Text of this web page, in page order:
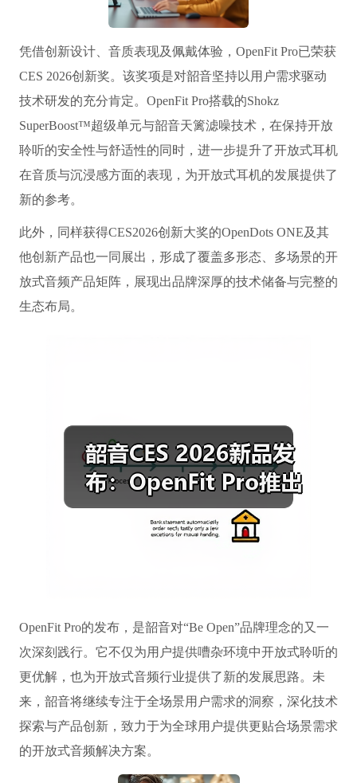
凭借创新设计、音质表现及佩戴体验，OpenFit Pro已荣获
CES 2026创新奖。该奖项是对韶音坚持以用户需求驱动
技术研发的充分肯定。OpenFit Pro搭载的Shokz
SuperBoost™超级单元与韶音天篱滤噪技术，在保持开放
聆听的安全性与舒适性的同时，进一步提升了开放式耳机
在音质与沉浸感方面的表现，为开放式耳机的发展提供了
新的参考。
此外，同样获得CES2026创新大奖的OpenDots ONE及其
他创新产品也一同展出，形成了覆盖多形态、多场景的开
放式音频产品矩阵，展现出品牌深厚的技术储备与完整的
生态布局。
OpenFit Pro的发布，是韶音对“Be Open”品牌理念的又一
次深刻践行。它不仅为用户提供嘈杂环境中开放式聆听的
更优解，也为开放式音频行业提供了新的发展思路。未
来，韶音将继续专注于全场景用户需求的洞察，深化技术
探索与产品创新，致力于为全球用户提供更贴合场景需求
的开放式音频解决方案。